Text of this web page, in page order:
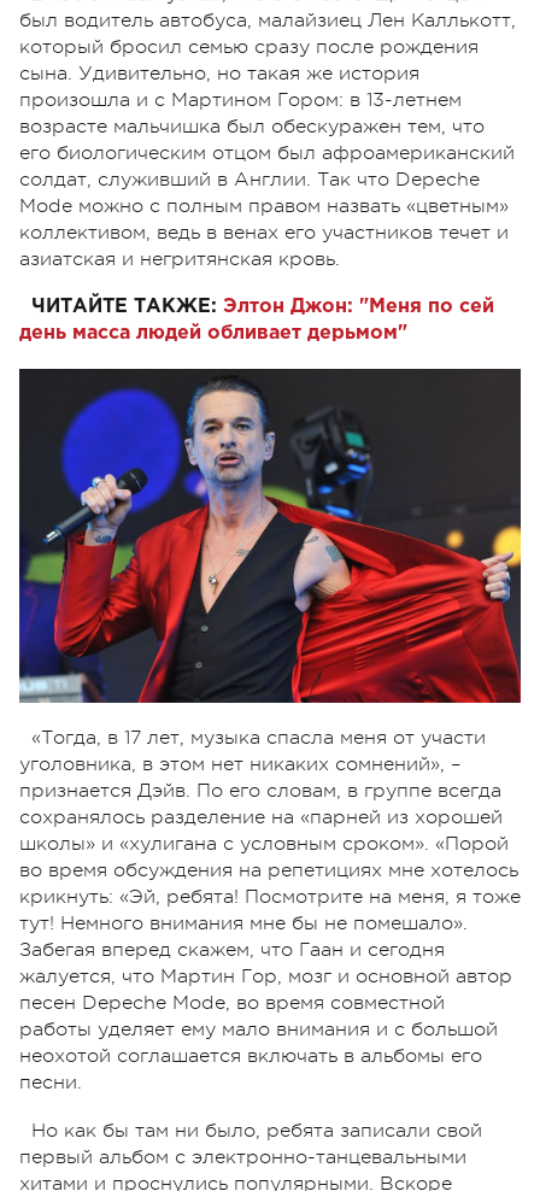
был водитель автобуса, малайзиец Лен Каллькотт,
который бросил семью сразу после рождения
сына. Удивительно, но такая же история
произошла и с Мартином Гором: в 13-летнем
возрасте мальчишка был обескуражен тем, что
его биологическим отцом был афроамериканский
солдат, служивший в Англии. Так что Depeche
Mode можно с полным правом назвать «цветным»
коллективом, ведь в венах его участников течет и
азиатская и негритянская кровь.
ЧИТАЙТЕ ТАКЖЕ: Элтон Джон: "Меня по сей
день масса людей обливает дерьмом"
«Тогда, в 17 лет, музыка спасла меня от участи
уголовника, в этом нет никаких сомнений», –
признается Дэйв. По его словам, в группе всегда
сохранялось разделение на «парней из хорошей
школы» и «хулигана с условным сроком». «Порой
во время обсуждения на репетициях мне хотелось
крикнуть: «Эй, ребята! Посмотрите на меня, я тоже
тут! Немного внимания мне бы не помешало».
Забегая вперед скажем, что Гаан и сегодня
жалуется, что Мартин Гор, мозг и основной автор
песен Depeche Mode, во время совместной
работы уделяет ему мало внимания и с большой
неохотой соглашается включать в альбомы его
песни.
Но как бы там ни было, ребята записали свой
первый альбом с электронно-танцевальными
хитами и проснулись популярными. Вскоре